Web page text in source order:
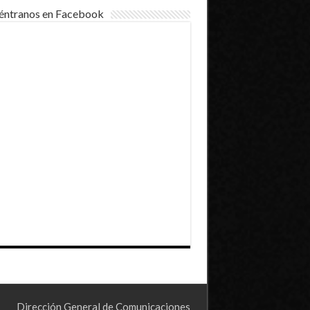
en Facebook
Dirección General de Comunicaciones